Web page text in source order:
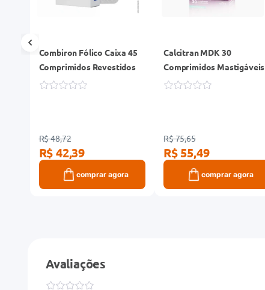
Combiron Fólico Caixa 45
Comprimidos Revestidos
R$ 48,72
R$ 42,39
comprar agora
Calcitran MDK 30
Comprimidos Mastigáveis
R$ 75,65
R$ 55,49
comprar agora
Avaliações